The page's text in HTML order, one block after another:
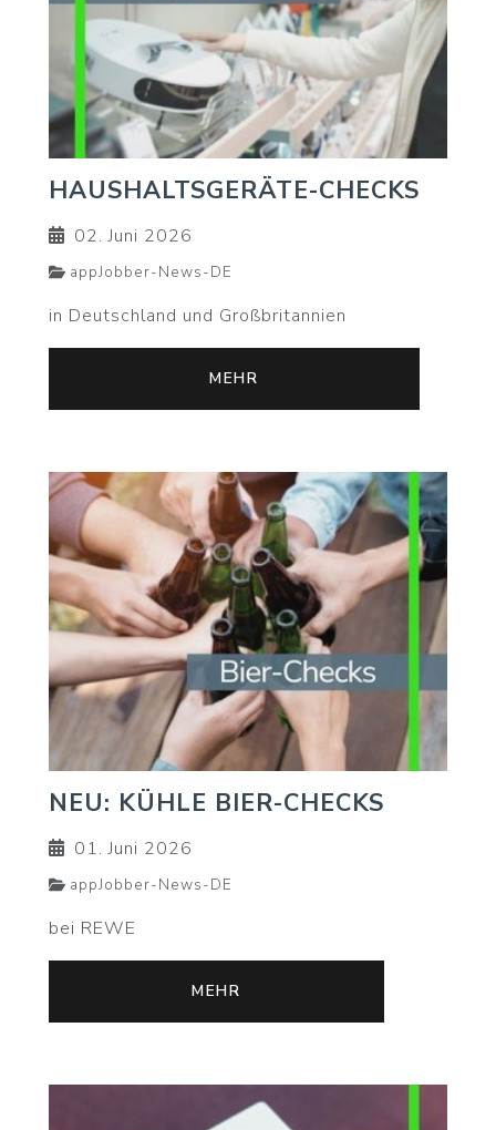
HAUSHALTSGERÄTE-CHECKS
02. Juni 2026
appJobber-News-DE
in Deutschland und Großbritannien
MEHR
NEU: KÜHLE BIER-CHECKS
01. Juni 2026
appJobber-News-DE
bei REWE
MEHR